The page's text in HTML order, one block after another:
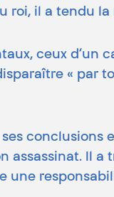
roi, il a tendu
ceux d’un
« par
conclusions
assassinat. Il
une